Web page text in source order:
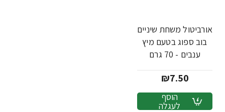
אורביטול משחת שיניים
בוב ספוג בטעם מיץ
ענבים - 70 גרם
₪7.50
הוסף
לעגלה